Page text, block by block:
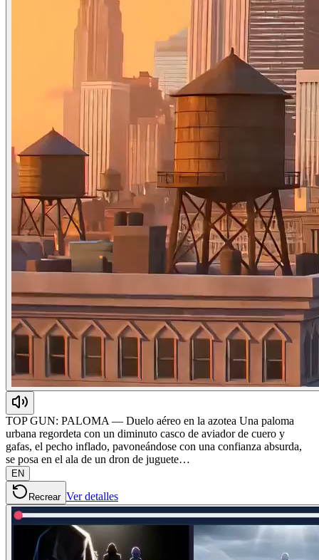
TOP GUN: PALOMA — Duelo aéreo en la azotea Una paloma
urbana regordeta con un diminuto casco de aviador de cuero y
gafas, el pecho inflado, pavoneándose con una confianza absurda,
se posa en el ala de un dron de juguete…
EN
Recrear Ver detalles